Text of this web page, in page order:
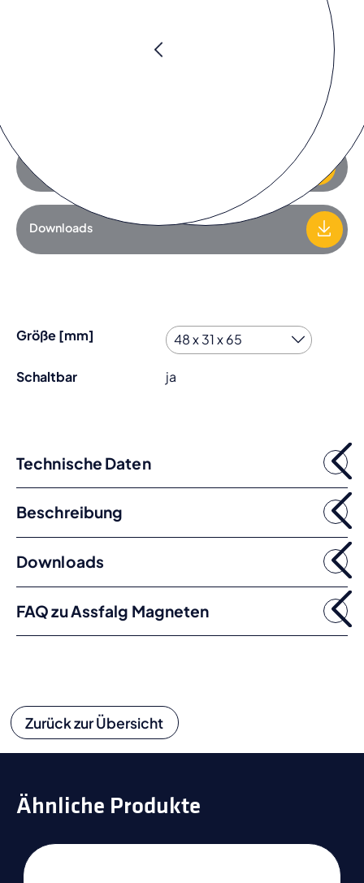
Downloads
Größe [mm]
Schaltbar ja
Technische Daten
Beschreibung
Downloads
FAQ zu Assfalg Magneten
Zurück zur Übersicht
Ähnliche Produkte